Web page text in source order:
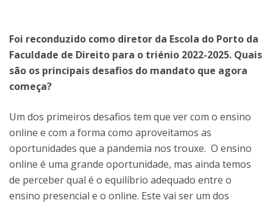
Foi reconduzido como diretor da Escola do Porto da
Faculdade de Direito para o triénio 2022-2025. Quais
são os principais desafios do mandato que agora
começa?
Um dos primeiros desafios tem que ver com o ensino
online e com a forma como aproveitamos as
oportunidades que a pandemia nos trouxe. O ensino
online é uma grande oportunidade, mas ainda temos
de perceber qual é o equilíbrio adequado entre o
ensino presencial e o online. Este vai ser um dos